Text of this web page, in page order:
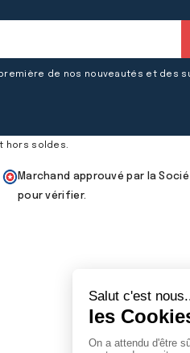
de nos nouveautés et des
hors soldes.
Marchand approuvé par la
pour vérifier.